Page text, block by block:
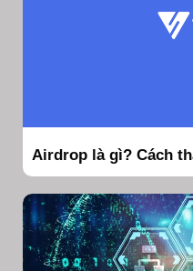
Airdrop là gì? Cách